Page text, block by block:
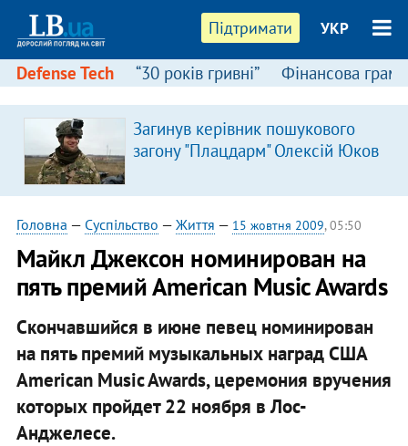
Підтримати УКР
Defense Tech “30 років гривні” Фінансова
Загинув керівник пошукового
загону "Плацдарм" Олексій Юков
Головна — Суспільство — Життя — 15 жовтня 2009, 05:50
Майкл Джексон номинирован на
пять премий American Music Awards
Скончавшийся в июне певец номинирован
на пять премий музыкальных наград США
American Music Awards, церемония вручения
которых пройдет 22 ноября в Лос-
Анджелесе.